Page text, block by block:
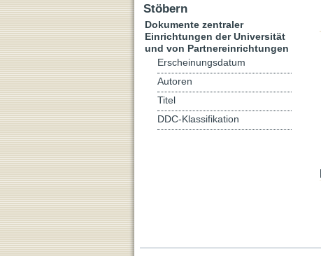
Stöbern
Dokumente zentraler
Einrichtungen der Universität
und von Partnereinrichtungen
Erscheinungsdatum
Autoren
Titel
DDC-Klassifikation